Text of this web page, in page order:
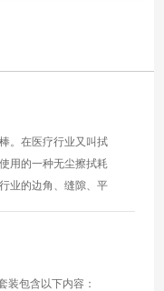
。在医疗行业又叫拭
用的一种无尘擦拭耗
业的边角、缝隙、平
装包含以下内容：